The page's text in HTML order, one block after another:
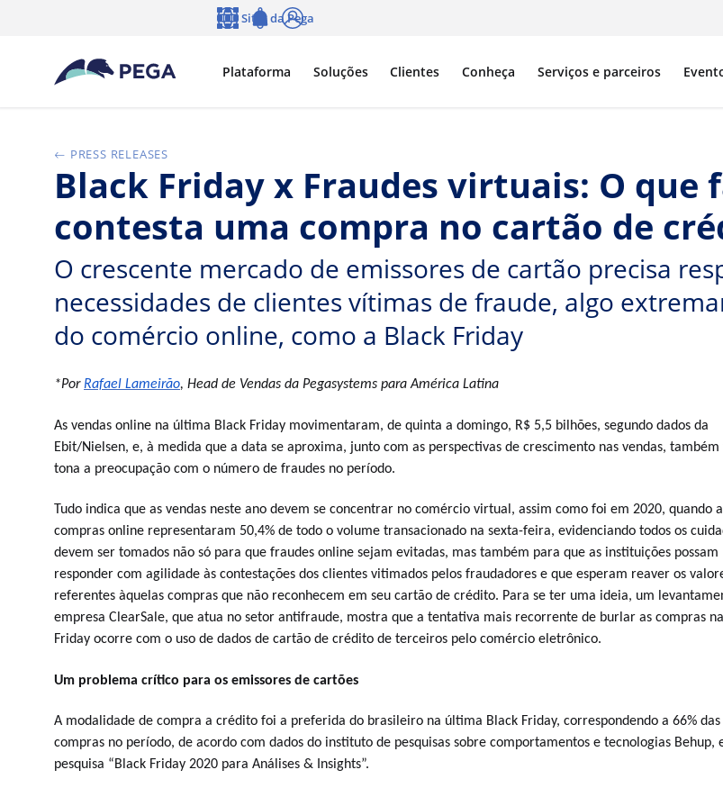
Pular para o conteúdo principal
Plataforma Soluções Clientes Conheça Serviços e parceiros
Sites da Pega
PRESS RELEASES
Black Friday x Fraudes virtuais: O que
contesta uma compra no cartão de
O crescente mercado de emissores de cartão precisa
necessidades de clientes vítimas de fraude, algo
do comércio online, como a Black Friday
*PorRafael Lameirão, Head de Vendas da Pegasystems para América Latina
As vendas online na última Black Friday movimentaram, de quinta a domingo, R$ 5,5 bilhões, segundo dados da
Ebit/Nielsen, e, à medida que a data se aproxima, junto com as perspectivas de crescimento nas vendas, também
tona a preocupação com o número de fraudes no período.
Tudo indica que as vendas neste ano devem se concentrar no comércio virtual, assim como foi em 2020, quando
compras online representaram 50,4% de todo o volume transacionado na sexta-feira, evidenciando todos os
devem ser tomados não só para que fraudes online sejam evitadas, mas também para que as instituições possam
responder com agilidade às contestações dos clientes vitimados pelos fraudadores e que esperam reaver os
referentes àquelas compras que não reconhecem em seu cartão de crédito. Para se ter uma ideia, um
empresa ClearSale, que atua no setor antifraude, mostra que a tentativa mais recorrente de burlar as compras
Friday ocorre com o uso de dados de cartão de crédito de terceiros pelo comércio eletrônico.
Um problema crítico para os emissores de cartões
A modalidade de compra a crédito foi a preferida do brasileiro na última Black Friday, correspondendo a 66% das
compras no período, de acordo com dados do instituto de pesquisas sobre comportamentos e tecnologias Behup,
pesquisa “Black Friday 2020 para Análises & Insights”.